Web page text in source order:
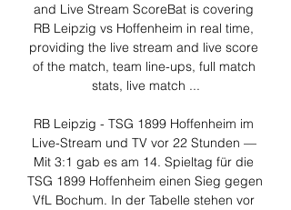
and Live Stream ScoreBat is covering
RB Leipzig vs Hoffenheim in real time,
providing the live stream and live score
of the match, team line-ups, full match
stats, live match ...
RB Leipzig - TSG 1899 Hoffenheim im
Live-Stream und TV vor 22 Stunden —
Mit 3:1 gab es am 14. Spieltag für die
TSG 1899 Hoffenheim einen Sieg gegen
VfL Bochum. In der Tabelle stehen vor